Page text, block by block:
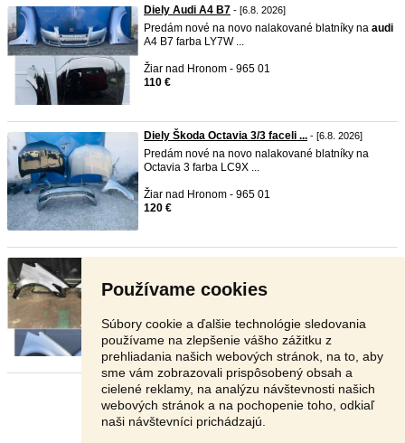
Používame cookies
Súbory cookie a ďalšie technológie sledovania
používame na zlepšenie vášho zážitku z
prehliadania našich webových stránok, na to, aby
sme vám zobrazovali prispôsobený obsah a
cielené reklamy, na analýzu návštevnosti našich
webových stránok a na pochopenie toho, odkiaľ
naši návštevníci prichádzajú.
Diely Audi A4 B7 - [6.8. 2026]
Predám nové na novo nalakované blatníky na audi
A4 B7 farba LY7W ...
Žiar nad Hronom - 965 01
110 €
Diely Škoda Octavia 3/3 faceli ... - [6.8. 2026]
Predám nové na novo nalakované blatníky na
Octavia 3 farba LC9X ...
Žiar nad Hronom - 965 01
120 €
Predám nové na novo nalakované blatníky na
Touran/Touran facelift ...
Žiar nad Hronom - 965 01
Stránka: 1 2 3 Ďalšia